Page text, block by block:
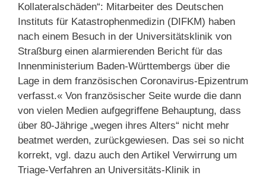
Kollateralschäden“: Mitarbeiter des Deutschen
Instituts für Katastrophenmedizin (DIFKM) haben
nach einem Besuch in der Universitätsklinik von
Straßburg einen alarmierenden Bericht für das
Innenministerium Baden-Württembergs über die
Lage in dem französischen Coronavirus-Epizentrum
verfasst.« Von französischer Seite wurde die dann
von vielen Medien aufgegriffene Behauptung, dass
über 80-Jährige „wegen ihres Alters“ nicht mehr
beatmet werden, zurückgewiesen. Das sei so nicht
korrekt, vgl. dazu auch den Artikel Verwirrung um
Triage-Verfahren an Universitäts-Klinik in